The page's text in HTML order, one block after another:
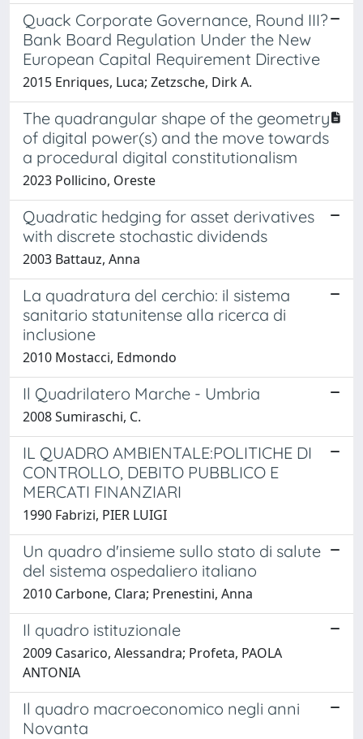
Quack Corporate Governance, Round III?
Bank Board Regulation Under the New
European Capital Requirement Directive
2015 Enriques, Luca; Zetzsche, Dirk A.
The quadrangular shape of the geometry
of digital power(s) and the move towards
a procedural digital constitutionalism
2023 Pollicino, Oreste
Quadratic hedging for asset derivatives
with discrete stochastic dividends
2003 Battauz, Anna
La quadratura del cerchio: il sistema
sanitario statunitense alla ricerca di
inclusione
2010 Mostacci, Edmondo
Il Quadrilatero Marche - Umbria
2008 Sumiraschi, C.
IL QUADRO AMBIENTALE:POLITICHE DI
CONTROLLO, DEBITO PUBBLICO E
MERCATI FINANZIARI
1990 Fabrizi, PIER LUIGI
Un quadro d'insieme sullo stato di salute
del sistema ospedaliero italiano
2010 Carbone, Clara; Prenestini, Anna
Il quadro istituzionale
2009 Casarico, Alessandra; Profeta, PAOLA
ANTONIA
Il quadro macroeconomico negli anni
Novanta